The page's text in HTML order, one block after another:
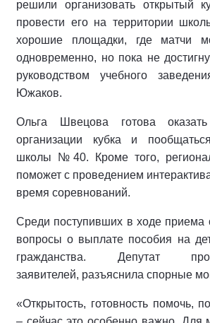
решили организовать открытый
провести его на территории
хорошие площадки, где матчи
одновременно, но пока не
руководством учебного
Южаков.
Ольга Швецова готова
организации кубка и
школы №40. Кроме того,
поможет с проведением
время соревнований.
Среди поступивших в ходе
вопросы о выплате пособия на
гражданства. Депутат
заявителей, разъяснила спорные
«Открытость, готовность помочь,